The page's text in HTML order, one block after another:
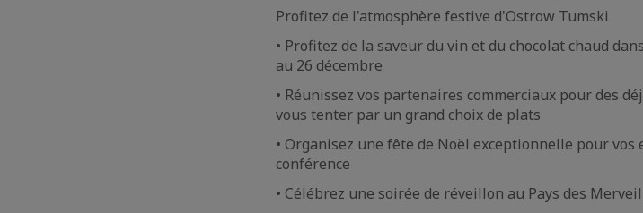
Profitez de l'atmosphère festive d'Ostrow Tumski
• Profitez de la saveur du vin et du chocolat chaud
au 26 décembre
• Réunissez vos partenaires commerciaux pour des
vous tenter par un grand choix de plats
• Organisez une fête de Noël exceptionnelle pour vos
conférence
• Célébrez une soirée de réveillon au Pays des